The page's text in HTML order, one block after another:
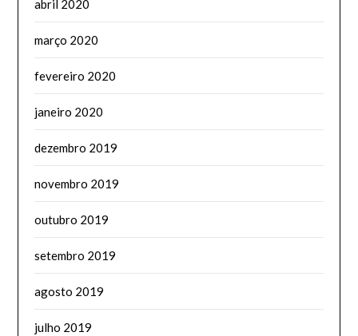
abril 2020
março 2020
fevereiro 2020
janeiro 2020
dezembro 2019
novembro 2019
outubro 2019
setembro 2019
agosto 2019
julho 2019